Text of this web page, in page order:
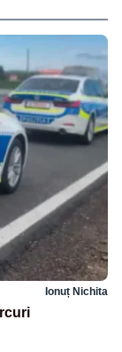
Ionuț Nichita